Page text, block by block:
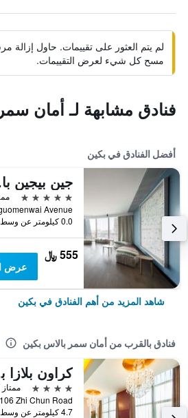
لم يتم العثور على تقييمات. حاول إزالة
مسح كل شيء لعرض التقييمات.
فنادق مشابهة لـ أمان
أفضل الفنادق في بكين
5 نجوم
0.0 كيلومتر عن وسط المدينة
555 ﷼
عرض
شاهد المزيد من أهم الفنادق في بكين
فنادق بالقرب من أمان سمر بالاس بكين
4 نجوم
ممتاز 8.3
4.7 كيلومتر عن وسط المدينة